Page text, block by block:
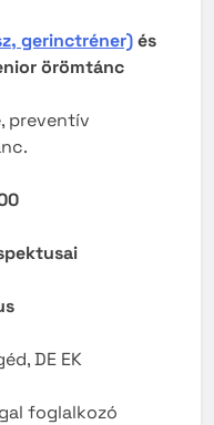
gerinctréner)és
örömtánc
preventív
DE EK
foglalkozó